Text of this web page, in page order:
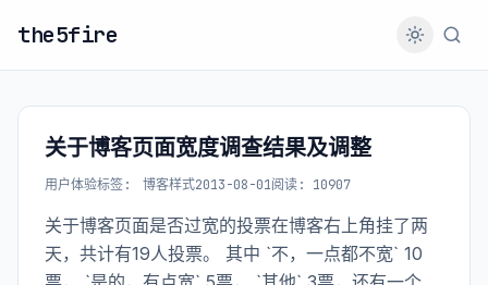
the5fire
关于博客页面宽度调查结果及调整
用户体验标签: 博客样式2013-08-01阅读: 10907
关于博客页面是否过宽的投票在博客右上角挂了两
天，共计有19人投票。 其中 `不，一点都不宽` 10